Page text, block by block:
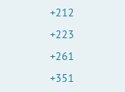
+212
+223
+261
+351